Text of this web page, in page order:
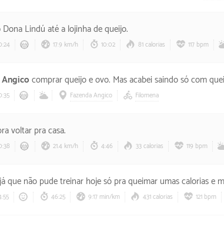
Lindú até a lojinha de queijo.
17.9 km/h 10:02 81 calorias 117 bpm
comprar queijo e ovo. Mas acabei saindo só com queijo
Fazenda Angico Filomena
voltar pra casa.
21.4 km/h 4:46 33 calorias 119 bpm
já que não pude treinar hoje só pra queimar umas calorias e me preparar para
46:25 9:17 min/km 431 calorias 121 bpm